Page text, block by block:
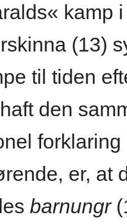
kamp
(13)
til tiden
den
er, at
barnungr